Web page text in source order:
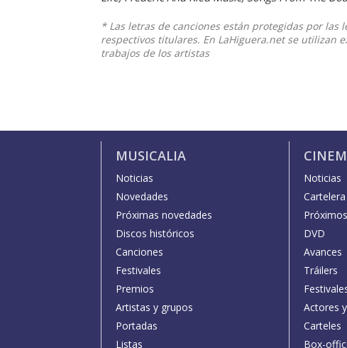
* Las letras de canciones están protegidas por las
respectivos titulares. En LaHiguera.net se utilizan
trabajos de los artistas
MUSICALIA
Noticias
Novedades
Próximas novedades
Discos históricos
Canciones
Festivales
Premios
Artistas y grupos
Portadas
Listas
Noticias
Cartelera
DVD
Avances
Tráilers
Actores
Carteles
Box-